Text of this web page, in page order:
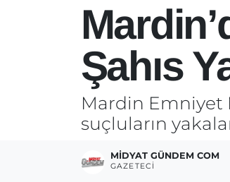
Şahıs
Mardin Emniyet
suçluların
MIDYAT GÜNDEM COM
GAZETECI